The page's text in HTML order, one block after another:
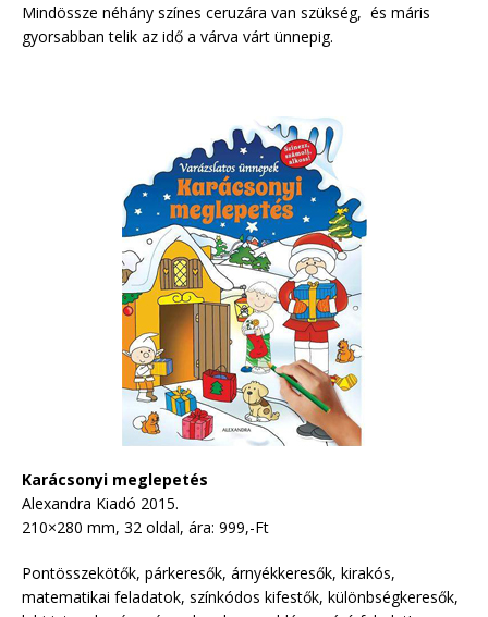
Mindössze néhány színes ceruzára van szükség, és máris
gyorsabban telik az idő a várva várt ünnepig.
Karácsonyi meglepetés
Alexandra Kiadó 2015.
210×280 mm, 32 oldal, ára: 999,-Ft
Pontösszekötők, párkeresők, árnyékkeresők, kirakós,
matematikai feladatok, színkódos kifestők, különbségkeresők,